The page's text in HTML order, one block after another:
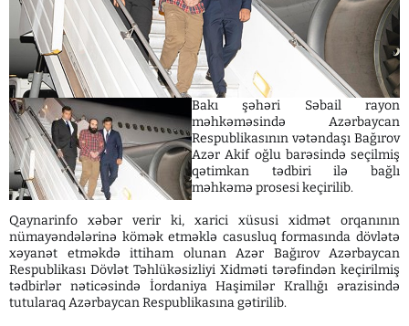
Bakı şəhəri Səbail rayon
məhkəməsində Azərbaycan
Respublikasının vətəndaşı Bağırov
Azər Akif oğlu barəsində seçilmiş
qətimkan tədbiri ilə bağlı
məhkəmə prosesi keçirilib.
Qaynarinfo xəbər verir ki, xarici xüsusi xidmət orqanının
nümayəndələrinə kömək etməklə casusluq formasında dövlətə
xəyanət etməkdə ittiham olunan Azər Bağırov Azərbaycan
Respublikası Dövlət Təhlükəsizliyi Xidməti tərəfindən keçirilmiş
tədbirlər nəticəsində İordaniya Haşimilər Krallığı ərazisində
tutularaq Azərbaycan Respublikasına gətirilib.